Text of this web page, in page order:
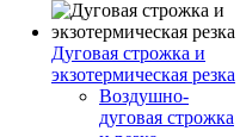
Дуговая строжка и
экзотермическая резка
Воздушно-
дуговая строжка